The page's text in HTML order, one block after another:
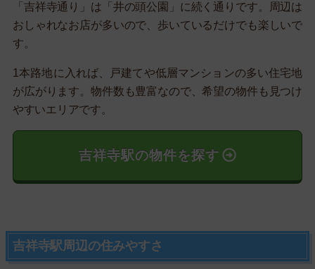
「吉祥寺通り」は「井の頭公園」に続く通りです。周辺は
おしゃれなお店が多いので、歩いているだけでも楽しいで
す。
1本路地に入れば、戸建てや低層マンションの多い住宅地
が広がります。物件数も豊富なので、希望の物件も見つけ
やすいエリアです。
吉祥寺駅の物件を探す
吉祥寺駅周辺の住みやすさ